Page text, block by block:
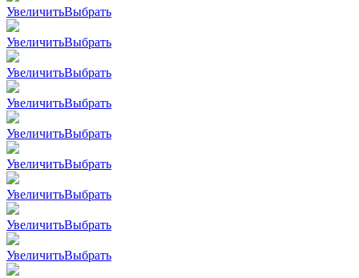
УвеличитьВыбрать
УвеличитьВыбрать
УвеличитьВыбрать
УвеличитьВыбрать
УвеличитьВыбрать
УвеличитьВыбрать
УвеличитьВыбрать
УвеличитьВыбрать
УвеличитьВыбрать